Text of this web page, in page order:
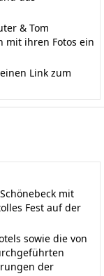
& Tom
mit ihren Fotos ein
Link zum
mit
Fest auf der
sowie die von
der